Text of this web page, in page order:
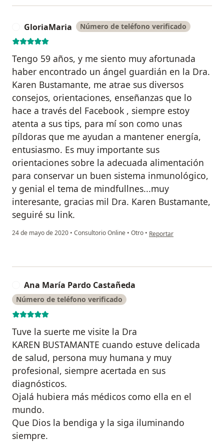
GloriaMaria Número de teléfono verificado
Tengo 59 años, y me siento muy afortunada
haber encontrado un ángel guardián en la Dra.
Karen Bustamante, me atrae sus diversos
consejos, orientaciones, enseñanzas que lo
hace a través del Facebook , siempre estoy
atenta a sus tips, para mí son como unas
píldoras que me ayudan a mantener energía,
entusiasmo. Es muy importante sus
orientaciones sobre la adecuada alimentación
para conservar un buen sistema inmunológico,
y genial el tema de mindfullnes...muy
interesante, gracias mil Dra. Karen Bustamante,
seguiré su link.
24 de mayo de 2020 • Consultorio Online • Otro • en opinión del usuario
Reportar
Ana María Pardo Castañeda
Número de teléfono verificado
Tuve la suerte me visite la Dra
KAREN BUSTAMANTE cuando estuve delicada
de salud, persona muy humana y muy
profesional, siempre acertada en sus
diagnósticos.
Ojalá hubiera más médicos como ella en el
mundo.
Que Dios la bendiga y la siga iluminando
siempre.